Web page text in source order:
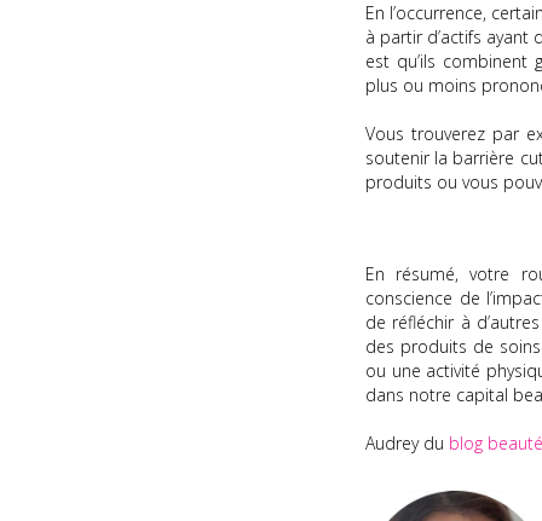
En l’occurrence,
à partir d’actifs ayant
est qu’ils
plus ou moins
Vous trouverez par
soutenir la barrière
produits ou vous
En résumé, votre
conscience de
de réfléchir à
des produits de
ou une activité
dans notre capital
Audrey du blog beauté